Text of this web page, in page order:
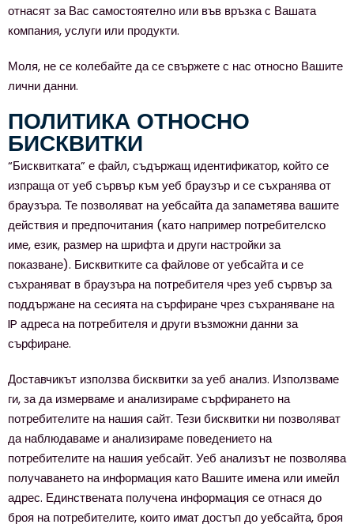
отнасят за Вас самостоятелно или във връзка с Вашата
компания, услуги или продукти.
Моля, не се колебайте да се свържете с нас относно Вашите
лични данни.
ПОЛИТИКА ОТНОСНО
БИСКВИТКИ
“Бисквитката” е файл, съдържащ идентификатор, който се
изпраща от уеб сървър към уеб браузър и се съхранява от
браузъра. Те позволяват на уебсайта да запаметява вашите
действия и предпочитания (като например потребителско
име, език, размер на шрифта и други настройки за
показване). Бисквитките са файлове от уебсайта и се
съхраняват в браузъра на потребителя чрез уеб сървър за
поддържане на сесията на сърфиране чрез съхраняване на
IP адреса на потребителя и други възможни данни за
сърфиране.
Доставчикът използва бисквитки за уеб анализ. Използваме
ги, за да измерваме и анализираме сърфирането на
потребителите на нашия сайт. Тези бисквитки ни позволяват
да наблюдаваме и анализираме поведението на
потребителите на нашия уебсайт. Уеб анализът не позволява
получаването на информация като Вашите имена или имейл
адрес. Единствената получена информация се отнася до
броя на потребителите, които имат достъп до уебсайта, броя